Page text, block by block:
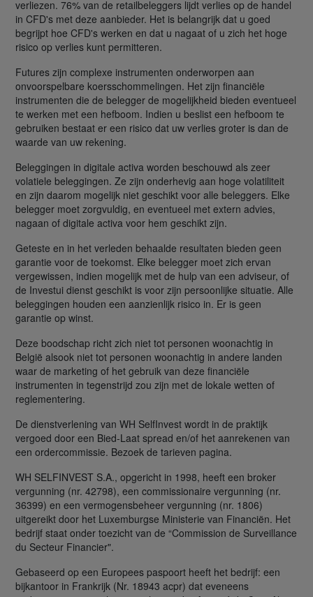
verliezen. 76% van de retailbeleggers lijdt verlies op de handel
in CFD's met deze aanbieder. Het is belangrijk dat u goed
begrijpt hoe CFD's werken en dat u nagaat of u zich het hoge
risico op verlies kunt permitteren.
Futures zijn complexe instrumenten onderworpen aan
onvoorspelbare koersschommelingen. Het zijn financiële
instrumenten die de belegger de mogelijkheid bieden eventueel
te werken met een hefboom. Indien u beslist een hefboom te
gebruiken bestaat er een risico dat uw verlies groter is dan de
waarde van uw rekening.
Beleggingen in digitale activa worden beschouwd als zeer
volatiele beleggingen. Ze zijn onderhevig aan hoge volatiliteit
en zijn daarom mogelijk niet geschikt voor alle beleggers. Elke
belegger moet zorgvuldig, en eventueel met extern advies,
nagaan of digitale activa voor hem geschikt zijn.
Geteste en in het verleden behaalde resultaten bieden geen
garantie voor de toekomst. Elke belegger moet zich ervan
vergewissen, indien mogelijk met de hulp van een adviseur, of
de Investui dienst geschikt is voor zijn persoonlijke situatie. Alle
beleggingen houden een aanzienlijk risico in. Er is geen
garantie op winst.
Deze boodschap richt zich niet tot personen woonachtig in
België alsook niet tot personen woonachtig in andere landen
waar de marketing of het gebruik van deze financiële
instrumenten in tegenstrijd zou zijn met de lokale wetten of
reglementering.
De dienstverlening van WH SelfInvest wordt in de praktijk
vergoed door een Bied-Laat spread en/of het aanrekenen van
een ordercommissie. Bezoek de tarieven pagina.
WH SELFINVEST S.A., opgericht in 1998, heeft een broker
vergunning (nr. 42798), een commissionaire vergunning (nr.
36399) en een vermogensbeheer vergunning (nr. 1806)
uitgereikt door het Luxemburgse Ministerie van Financiën. Het
bedrijf staat onder toezicht van de “Commission de Surveillance
du Secteur Financier".
Gebaseerd op een Europees paspoort heeft het bedrijf: een
bijkantoor in Frankrijk (Nr. 18943 acpr) dat eveneens